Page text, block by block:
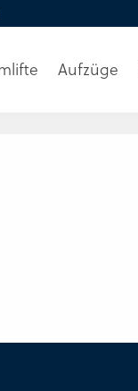
Aufzüge